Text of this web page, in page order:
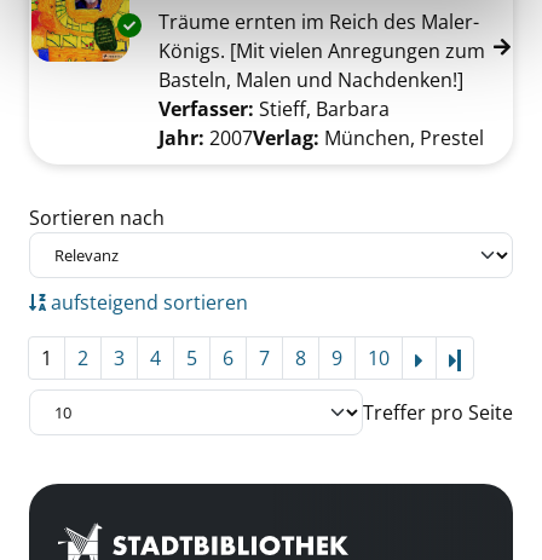
Exemplar-Details von Hundertwasser für
Träume ernten im Reich des Maler-
Königs. [Mit vielen Anregungen zum
Basteln, Malen und Nachdenken!]
Verfasser: Stieff, Barbara
Jahr: 2007Verlag: München, Prestel
Zu den Suchfiltern springen
Sortieren nach
aufsteigend sortieren
1 2 3 4 5 6 7 8 9 10
Treffer pro Seite